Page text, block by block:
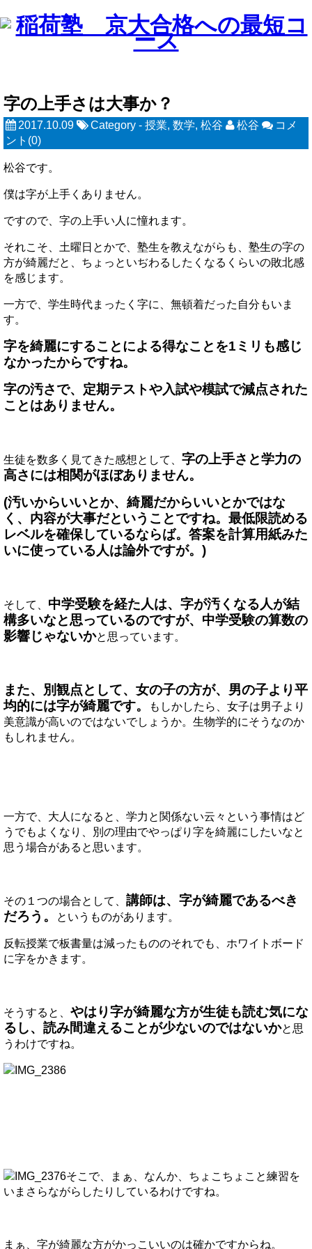
字の上手さは大事か？
2017.10.09 Category - 授業, 数学, 松谷 松谷
コメ
ント(0)
松谷です。
僕は字が上手くありません。
ですので、字の上手い人に憧れます。
それこそ、土曜日とかで、塾生を教えながらも、塾生の字の
方が綺麗だと、ちょっといぢわるしたくなるくらいの敗北感
を感じます。
一方で、学生時代まったく字に、無頓着だった自分もいま
す。
字を綺麗にすることによる得なことを1ミリも感じ
なかったからですね。
字の汚さで、定期テストや入試や模試で減点された
ことはありません。
生徒を数多く見てきた感想として、 字の上手さと学力の
高さには相関がほぼありません。
(汚いからいいとか、綺麗だからいいとかではな
く、内容が大事だということですね。最低限読める
レベルを確保しているならば。答案を計算用紙みた
いに使っている人は論外ですが。)
そして、 中学受験を経た人は、字が汚くなる人が結
構多いなと思っているのですが、中学受験の算数の
影響じゃないかと思っています。
また、別観点として、女の子の方が、男の子より平
均的には字が綺麗です。
もしかしたら、女子は男子より
美意識が高いのではないでしょうか。生物学的にそうなのか
もしれません。
一方で、大人になると、学力と関係ない云々という事情はど
うでもよくなり、別の理由でやっぱり字を綺麗にしたいなと
思う場合があると思います。
その１つの場合として、 講師は、字が綺麗であるべき
だろう。
というものがあります。
反転授業で板書量は減ったもののそれでも、ホワイトボード
に字をかきます。
そうすると、 やはり字が綺麗な方が生徒も読む気にな
るし、読み間違えることが少ないのではないかと思
うわけですね。
そこで、まぁ、なんか、ちょこちょこと練習を
いまさらながらしたりしているわけですね。
まぁ、字が綺麗な方がかっこいいのは確かですからね。